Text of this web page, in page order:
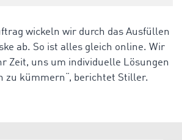
wickeln wir durch das Ausfüllen
ab. So ist alles gleich online. Wir
Zeit, uns um individuelle Lösungen
zu kümmern“, berichtet Stiller.